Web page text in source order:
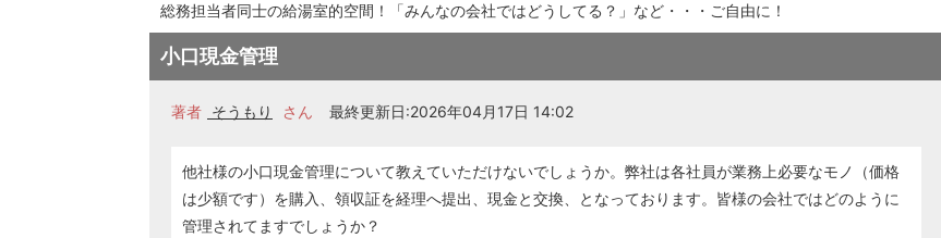
総務担当者同士の給湯室的空間！「みんなの会社ではどうしてる？」など・・・ご自由に！
小口現金管理
著者 そうもり さん 最終更新日:2026年04月17日 14:02
他社様の小口現金管理について教えていただけないでしょうか。弊社は各社員が業務上必要なモノ（価格
は少額です）を購入、領収証を経理へ提出、現金と交換、となっております。皆様の会社ではどのように
管理されてますでしょうか？